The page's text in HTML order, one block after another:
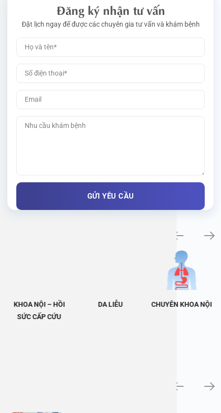
Đăng ký nhận tư vấn
Đặt lịch ngay để được các chuyên gia tư vấn và khám bệnh
KHOA NỘI – HỒI
SỨC CẤP CỨU
DA LIỄU CHUYÊN KHOA NỘI